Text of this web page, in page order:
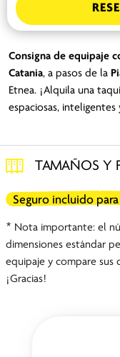
Consigna de equipaje
Catania, a pasos de la
Etnea. ¡Alquila una
espaciosas, inteligentes
TAMAÑOS Y
Seguro incluido
* Nota importante: el
dimensiones estándar
equipaje y compare sus
¡Gracias!